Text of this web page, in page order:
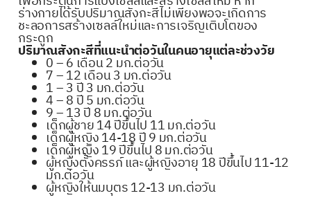
ร่างกายได้รับปริมาณสังกะสีไม่เพียงพอจะเกิดการ
ชะลอการสร้างเซลล์ใหม่และการเจริญเติบโตของ
กระดูก
ปริมาณสังกะสีที่แนะนำต่อวันในคนอายุแต่ละช่วงวัย
0 – 6 เดือน 2 มก.ต่อวัน
7 – 12 เดือน 3 มก.ต่อวัน
1 – 3 ปี 3 มก.ต่อวัน
4 – 8 ปี 5 มก.ต่อวัน
9 – 13 ปี 8 มก.ต่อวัน
เด็กผู้ชาย 14 ปีขึ้นไป 11 มก.ต่อวัน
เด็กผู้หญิง 14-18 ปี 9 มก.ต่อวัน
เด็กผู้หญิง 19 ปีขึ้นไป 8 มก.ต่อวัน
ผู้หญิงตั้งครรภ์ และผู้หญิงอายุ 18 ปีขึ้นไป 11-12
มก.ต่อวัน
ผู้หญิงให้นมบุตร 12-13 มก.ต่อวัน